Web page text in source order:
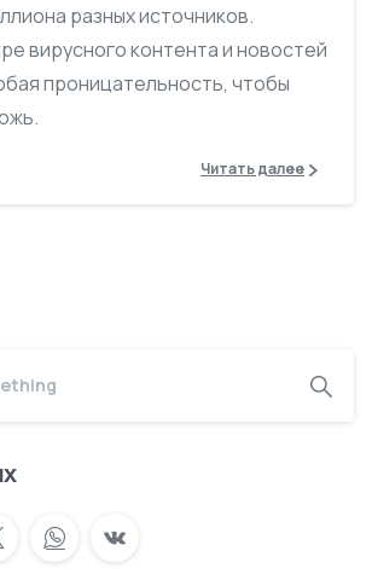
разных источников.
вирусного контента и новостей
проницательность, чтобы
Читать далее